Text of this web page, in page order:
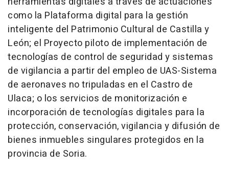
como la Plataforma digital para la gestión
inteligente del Patrimonio Cultural de Castilla y
León; el Proyecto piloto de implementación de
tecnologías de control de seguridad y sistemas
de vigilancia a partir del empleo de UAS-Sistema
de aeronaves no tripuladas en el Castro de
Ulaca; o los servicios de monitorización e
incorporación de tecnologías digitales para la
protección, conservación, vigilancia y difusión de
bienes inmuebles singulares protegidos en la
provincia de Soria.